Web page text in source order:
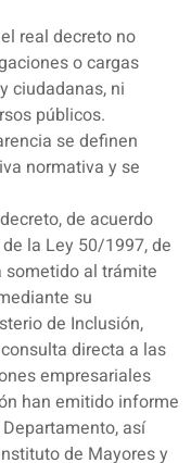
real decreto no
o cargas
ciudadanas, ni
públicos.
se definen
normativa y se
de acuerdo
la Ley 50/1997, de
sometido al trámite
su
de Inclusión,
directa a las
empresariales
han emitido informe
así
de Mayores y